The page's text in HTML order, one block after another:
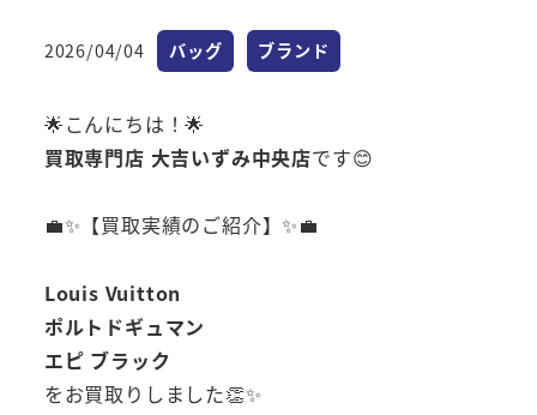
投稿日
2026/04/04 カテゴリー
バッグ カテゴリー
ブランド
🌟こんにちは！🌟
買取専門店 大吉いずみ中央店です😊
💼✨【買取実績のご紹介】✨💼
Louis Vuitton
ポルトドギュマン
エピ ブラック
をお買取りしました👏✨